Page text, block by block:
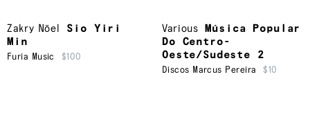
Zakry Nöel
Sio Yiri
Min
Furia Music $100
Various
Música Popular
Do Centro-
Oeste/Sudeste 2
Discos Marcus Pereira $10